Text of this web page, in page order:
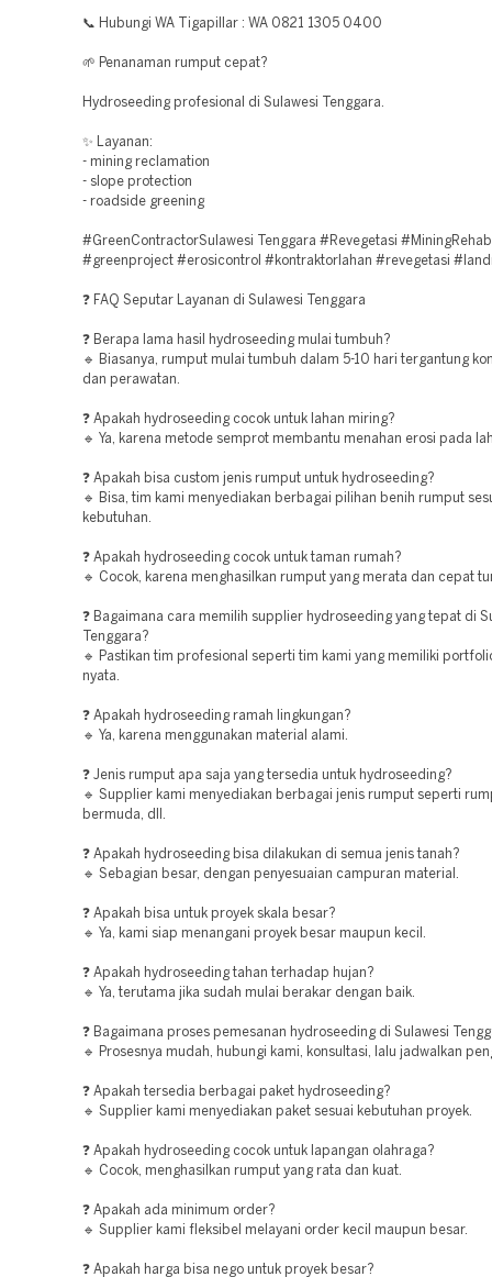
📞 Hubungi WA Tigapillar : WA 0821 1305 0400
🌱 Penanaman rumput cepat?
Hydroseeding profesional di Sulawesi Tenggara.
✨ Layanan:
- mining reclamation
- slope protection
- roadside greening
#GreenContractorSulawesi Tenggara #Revegetasi #MiningRehab
#greenproject #erosicontrol #kontraktorlahan #revegetasi
❓ FAQ Seputar Layanan di Sulawesi Tenggara
❓ Berapa lama hasil hydroseeding mulai tumbuh?
🔹 Biasanya, rumput mulai tumbuh dalam 5-10 hari tergantung
dan perawatan.
❓ Apakah hydroseeding cocok untuk lahan miring?
🔹 Ya, karena metode semprot membantu menahan erosi pada
❓ Apakah bisa custom jenis rumput untuk hydroseeding?
🔹 Bisa, tim kami menyediakan berbagai pilihan benih rumput
kebutuhan.
❓ Apakah hydroseeding cocok untuk taman rumah?
🔹 Cocok, karena menghasilkan rumput yang merata dan cepat
❓ Bagaimana cara memilih supplier hydroseeding yang tepat di
Tenggara?
🔹 Pastikan tim profesional seperti tim kami yang memiliki
nyata.
❓ Apakah hydroseeding ramah lingkungan?
🔹 Ya, karena menggunakan material alami.
❓ Jenis rumput apa saja yang tersedia untuk hydroseeding?
🔹 Supplier kami menyediakan berbagai jenis rumput seperti
bermuda, dll.
❓ Apakah hydroseeding bisa dilakukan di semua jenis tanah?
🔹 Sebagian besar, dengan penyesuaian campuran material.
❓ Apakah bisa untuk proyek skala besar?
🔹 Ya, kami siap menangani proyek besar maupun kecil.
❓ Apakah hydroseeding tahan terhadap hujan?
🔹 Ya, terutama jika sudah mulai berakar dengan baik.
❓ Bagaimana proses pemesanan hydroseeding di Sulawesi
🔹 Prosesnya mudah, hubungi kami, konsultasi, lalu jadwalkan
❓ Apakah tersedia berbagai paket hydroseeding?
🔹 Supplier kami menyediakan paket sesuai kebutuhan proyek.
❓ Apakah hydroseeding cocok untuk lapangan olahraga?
🔹 Cocok, menghasilkan rumput yang rata dan kuat.
❓ Apakah ada minimum order?
🔹 Supplier kami fleksibel melayani order kecil maupun besar.
❓ Apakah harga bisa nego untuk proyek besar?